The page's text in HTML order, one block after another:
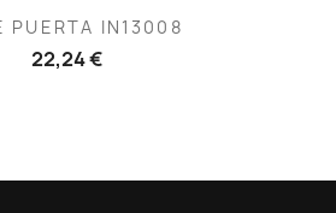
PUERTA IN13008
22,24 €